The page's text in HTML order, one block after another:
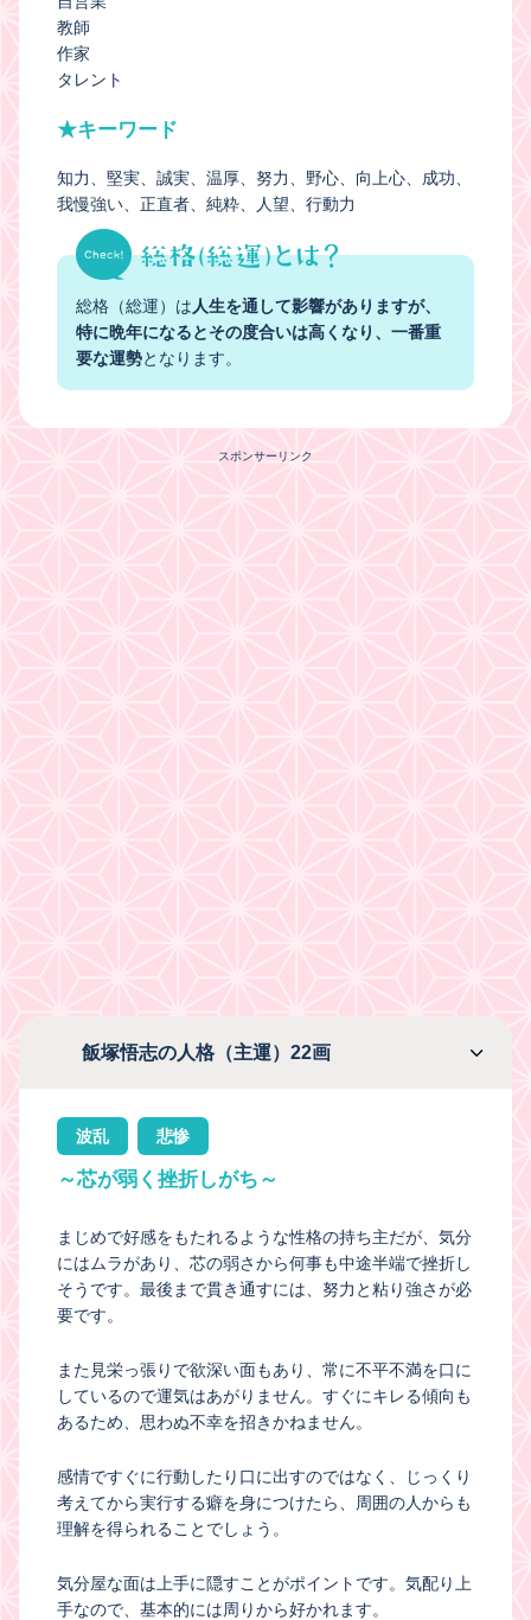
教師
作家
タレント
★キーワード
知力 堅実 誠実 温厚 努力 野心 向上心
成功
我慢強い
正直者 純粋 人望 行動力
総格（総運）は人生を通して影響がありますが、
特に晩年になるとその度合いは高くなり、一番重
要な運勢となります。
スポンサーリンク
飯塚悟志の人格（主運）22画
波乱 悲惨
～芯が弱く挫折しがち～
まじめで好感をもたれるような性格の持ち主だが、気分
にはムラがあり、芯の弱さから何事も中途半端で挫折し
そうです。最後まで貫き通すには、努力と粘り強さが必
要です。
また見栄っ張りで欲深い面もあり、常に不平不満を口に
しているので運気はあがりません。すぐにキレる傾向も
あるため、思わぬ不幸を招きかねません。
感情ですぐに行動したり口に出すのではなく、じっくり
考えてから実行する癖を身につけたら、周囲の人からも
理解を得られることでしょう。
気分屋な面は上手に隠すことがポイントです。気配り上
手なので、基本的には周りから好かれます。